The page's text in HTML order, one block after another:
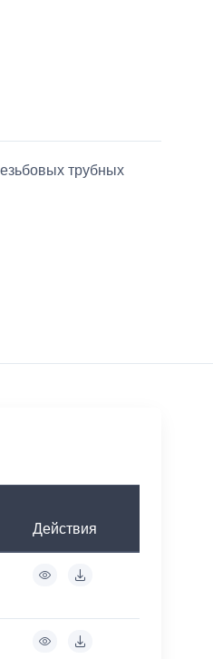
трубных
Действия